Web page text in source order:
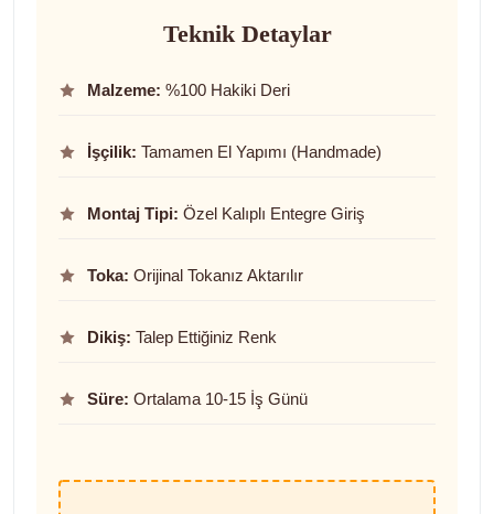
Teknik Detaylar
Malzeme: %100 Hakiki Deri
İşçilik: Tamamen El Yapımı (Handmade)
Montaj Tipi: Özel Kalıplı Entegre Giriş
Toka: Orijinal Tokanız Aktarılır
Dikiş: Talep Ettiğiniz Renk
Süre: Ortalama 10-15 İş Günü